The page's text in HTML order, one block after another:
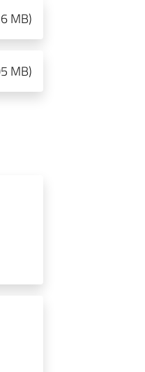
MB)
MB)